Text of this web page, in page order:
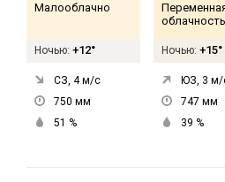
Малооблачно
Ночью: +12°
СЗ, 4м/с
750 мм
51 %
облачность
Ночью: +15°
ЮЗ, 3 м/
747 мм
39 %